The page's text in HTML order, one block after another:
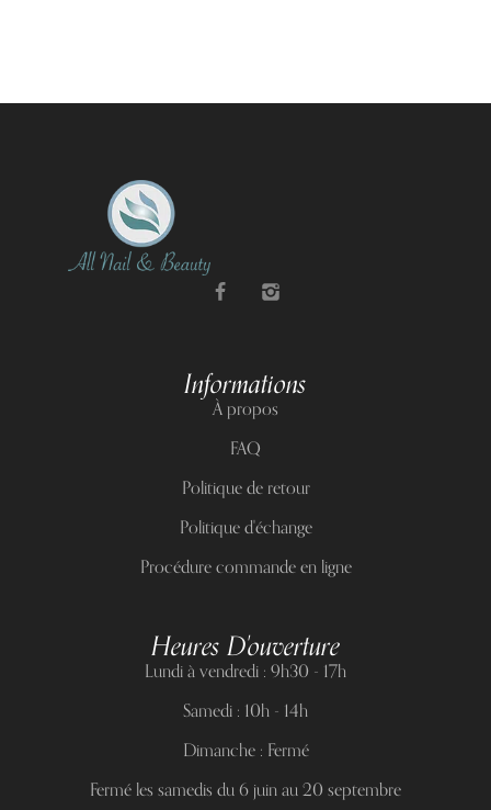
Informations
À propos
FAQ
Politique de retour
Politique d'échange
Procédure commande en ligne
Heures D'ouverture
Lundi à vendredi : 9h30 - 17h
Samedi : 10h - 14h
Dimanche : Fermé
Fermé les samedis du 6 juin au 20 septembre